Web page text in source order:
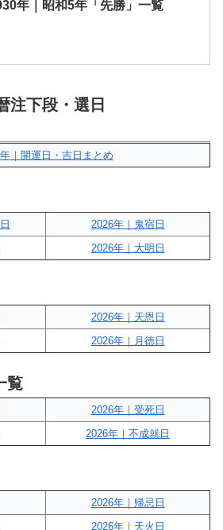
年｜昭和5年「先勝」一覧
注下段・選日
｜開運日・吉日まとめ
2026年｜鬼宿日
2026年｜大明日
2026年｜天恩日
2026年｜月徳日
覧
2026年｜受死日
2026年｜不成就日
2026年｜帰忌日
2026年｜天火日